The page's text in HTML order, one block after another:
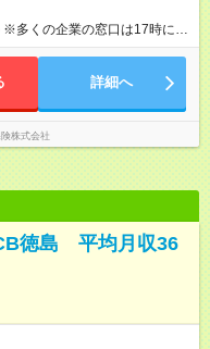
多くの企業の窓口は17時に閉
りません。定時に退社する社
休憩1時間）。資格獲得のた
詳細へ
株式会社
徳島 平均月収36